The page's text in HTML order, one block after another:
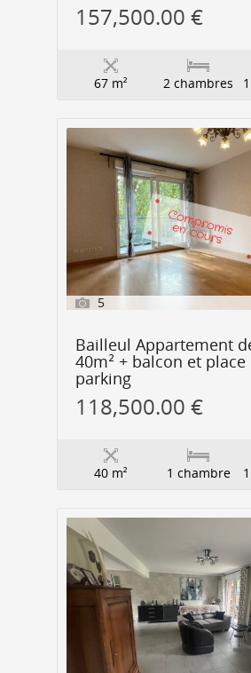
157,500.00 €
67 m² 2 chambres
5
Bailleul Appartement
40m² + balcon et place
parking
118,500.00 €
40 m² 1 chambre